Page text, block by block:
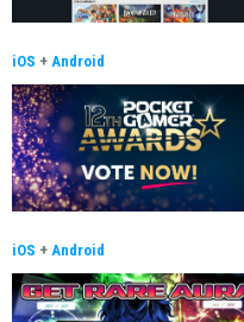
iOS + Android
iOS + Android